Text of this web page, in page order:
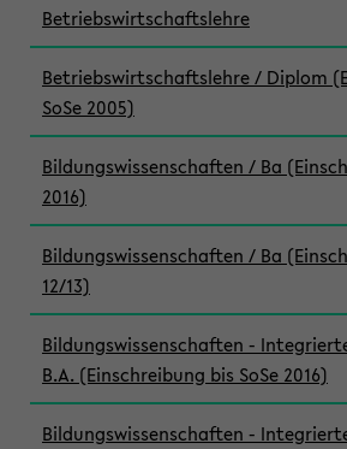
Betriebswirtschaftslehre
Betriebswirtschaftslehre / Diplom
SoSe 2005)
Bildungswissenschaften / Ba
2016)
Bildungswissenschaften / Ba
12/13)
Bildungswissenschaften -
B.A. (Einschreibung bis SoSe 2016)
Bildungswissenschaften -